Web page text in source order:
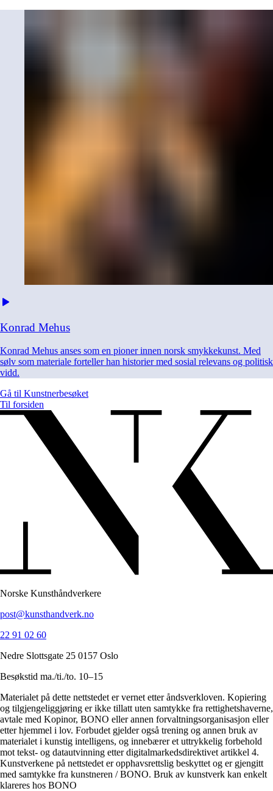
Konrad Mehus
Konrad Mehus anses som en pioner innen norsk smykkekunst. Med
sølv som materiale forteller han historier med sosial relevans og politisk
vidd.
Gå til Kunstnerbesøket
Til forsiden
Norske Kunsthåndverkere
post@kunsthandverk.no
22 91 02 60
Nedre Slottsgate 25 0157 Oslo
Besøkstid ma./ti./to. 10–15
Materialet på dette nettstedet er vernet etter åndsverkloven. Kopiering
og tilgjengeliggjøring er ikke tillatt uten samtykke fra rettighetshaverne,
avtale med Kopinor, BONO eller annen forvaltningsorganisasjon eller
etter hjemmel i lov. Forbudet gjelder også trening og annen bruk av
materialet i kunstig intelligens, og innebærer et uttrykkelig forbehold
mot tekst- og datautvinning etter digitalmarkedsdirektivet artikkel 4.
Kunstverkene på nettstedet er opphavsrettslig beskyttet og er gjengitt
med samtykke fra kunstneren / BONO. Bruk av kunstverk kan enkelt
klareres hos BONO